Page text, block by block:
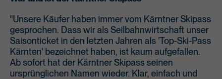
"Unsere Käufer haben immer vom Kärntner Skipass
gesprochen. Dass wir als Seilbahnwirtschaft unser
Saisonticket in den letzten Jahren als 'Top-Ski-Pass
Kärnten' bezeichnet haben, ist kaum aufgefallen.
Ab sofort hat der Kärntner Skipass seinen
ursprünglichen Namen wieder. Klar, einfach und